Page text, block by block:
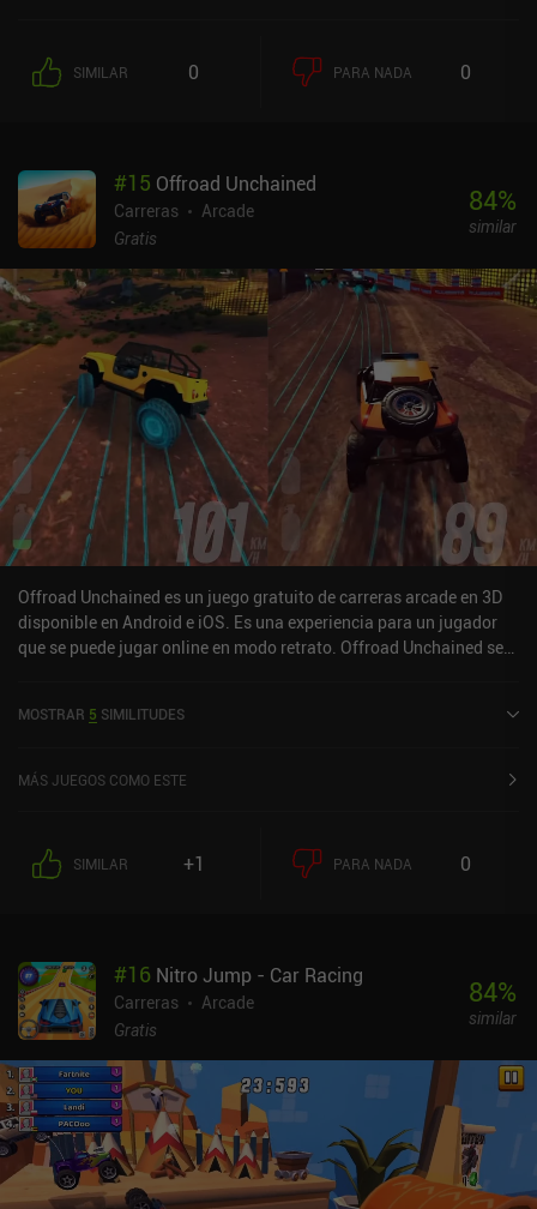
SIMILAR 0 PARA NADA 0
#15 Offroad Unchained
Carreras
Arcade
Gratis
84%
similar
Offroad Unchained es un juego gratuito de carreras arcade en 3D
disponible en Android e iOS. Es una experiencia para un jugador
que se puede jugar online en modo retrato. Offroad Unchained se
MOSTRAR 5 SIMILITUDES
MÁS JUEGOS COMO ESTE
SIMILAR +1 PARA NADA 0
#16 Nitro Jump - Car Racing
Carreras
Arcade
Gratis
84%
similar